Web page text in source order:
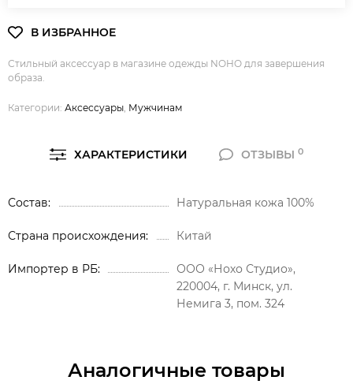
Стильный аксессуар в магазине одежды NOHO для завершения
образа.
Категории: Аксессуары, Мужчинам
ХАРАКТЕРИСТИКИ ОТЗЫВЫ0
Состав Натуральная кожа 100%
Страна происхождения Китай
Импортер в РБ
ООО «Нохо Студио»,
220004, г. Минск, ул.
Немига 3, пом. 324
Аналогичные товары